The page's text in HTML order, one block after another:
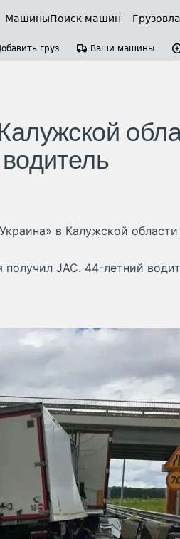
МашиныПоиск машин
груз Ваши машины
в Калужской области
JAC. 44-летний